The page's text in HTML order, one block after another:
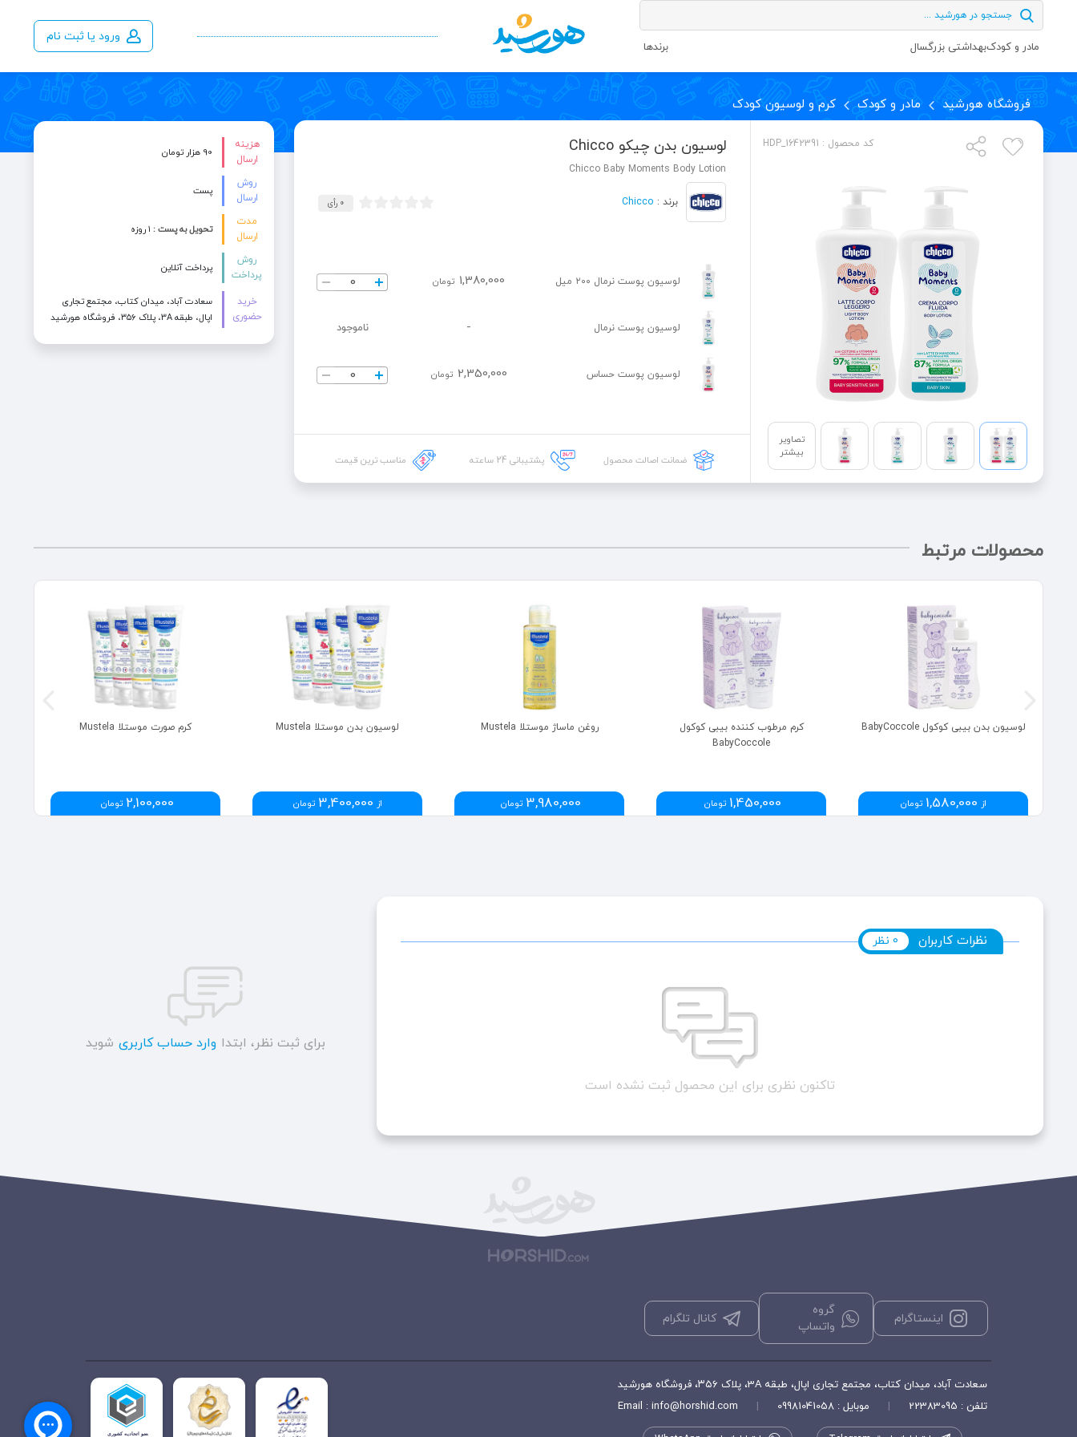
مادر و کودکبهداشتی بزرگسال برندها
ورود یا ثبت نام
فروشگاه هورشید مادر و کودک کرم و لوسیون کودک
کد محصول : HDP_1642391
تصاویر
بیشتر
لوسیون بدن چیکو Chicco
Chicco Baby Moments Body Lotion
برند : Chicco 0 رأی
لوسیون پوست نرمال ۲۰۰ میل 1,380,000 تومان
لوسیون پوست نرمال - ناموجود
لوسیون پوست حساس 2,350,000 تومان
ضمانت اصالت محصول پشتیبانی 24 ساعته مناسب ترین قیمت
هزینه
ارسال
90 هزار تومان
روش
ارسال
پست
مدت
ارسال
تحویل به پست :
روش
پرداخت
پرداخت آنلاین
خرید
حضوری
سعادت آباد، میدان کتاب، مجتمع تجاری
اپال، طبقه 3A، پلاک ۳۵۶، فروشگاه هورشید
محصولات مرتبط
کرم صورت موستلا Mustela
2,100,000 تومان
لوسیون بدن موستلا Mustela
از 3,400,000 تومان
روغن ماساژ موستلا Mustela
3,980,000 تومان
کرم مرطوب کننده بیبی کوکول
BabyCoccole
1,450,000 تومان
لوسیون بدن بیبی کوکول BabyCoccole
از 1,580,000 تومان
نظرات کاربران 0 نظر
تاکنون نظری برای این محصول ثبت نشده است
برای ثبت نظر، ابتدا وارد حساب کاربری شوید
اینستاگرام
گروه
واتساپ
کانال تلگرام
سعادت آباد، میدان کتاب، مجتمع تجاری اپال، طبقه 3A، پلاک ۳۵۶، فروشگاه هورشید
تلفن : 22383095
موبایل : 09981041058 Email : info@horshid.com